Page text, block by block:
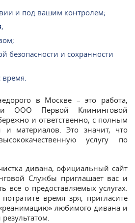
и под вашим контролем;
безопасности и сохранности
в Москве – это работа,
ООО Первой Клининговой
и ответственно, с полным
и материалов. Это значит, что
услугу по
дивана, официальный сайт
Службы приглашает вас и
все о предоставляемых услугах.
время зря, пригласите
любимого дивана и